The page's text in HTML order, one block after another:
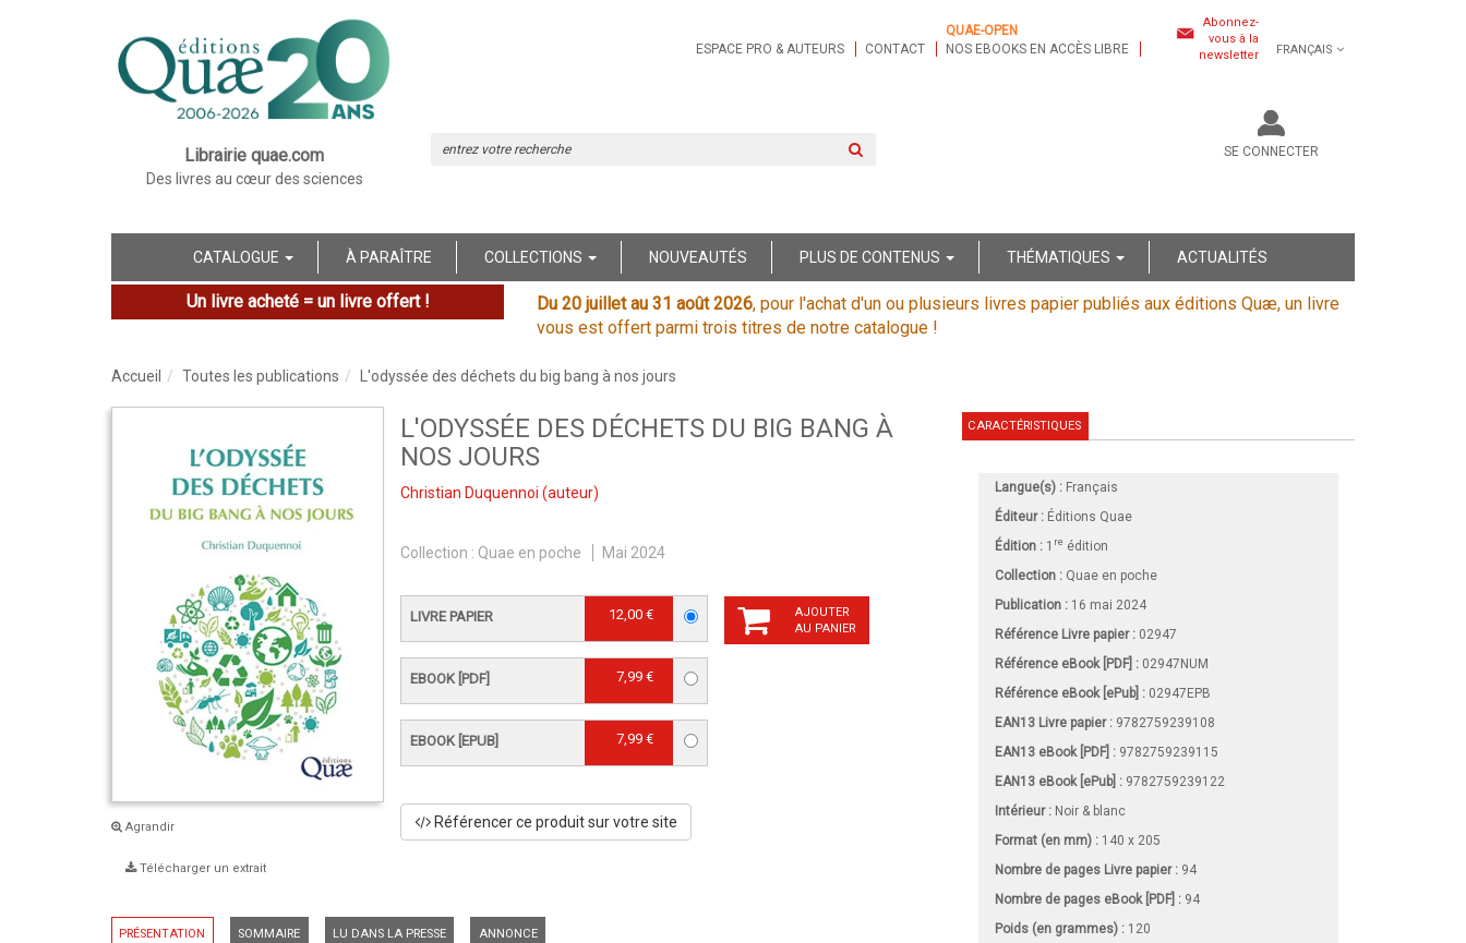
Librairie quae.com
Des livres au cœur des sciences
ESPACE PRO & AUTEURS CONTACT
QUAE-OPEN
NOS EBOOKS EN ACCÈS LIBRE
Abonnez-
vous à la
newsletter
FRANÇAIS
SE CONNECTER
CATALOGUE À PARAÎTRE COLLECTIONS NOUVEAUTÉS PLUS DE CONTENUS THÉMATIQUES ACTUALITÉS
Un livre acheté = un livre offert ! Du 20 juillet au 31 août 2026, pour l'achat d'un ou plusieurs livres papier publiés aux éditions Quæ, un livre
vous est offert parmi trois titres de notre catalogue !
Accueil Toutes les publications L'odyssée des déchets du big bang à nos jours
Agrandir
Télécharger un extrait
L'ODYSSÉE DES DÉCHETS DU BIG BANG À
NOS JOURS
Christian Duquennoi (auteur)
Collection : Quae en poche Mai 2024
LIVRE PAPIER 12,00 €
EBOOK [PDF] 7,99 €
EBOOK [EPUB] 7,99 €
AJOUTER
AU PANIER
Référencer ce produit sur votre site
PRÉSENTATION SOMMAIRE LU DANS LA PRESSE ANNONCE
CARACTÉRISTIQUES
Langue(s) : Français
Éditeur : Éditions Quae
Édition : 1 re édition
Collection : Quae en poche
Publication : 16 mai 2024
Référence Livre papier : 02947
Référence eBook [PDF] : 02947NUM
Référence eBook [ePub] : 02947EPB
EAN13 Livre papier : 9782759239108
EAN13 eBook [PDF] : 9782759239115
EAN13 eBook [ePub] : 9782759239122
Intérieur : Noir & blanc
Format (en mm) : 140 x 205
Nombre de pages Livre papier: 94
Nombre de pages eBook [PDF] : 94
Poids (en grammes) : 120